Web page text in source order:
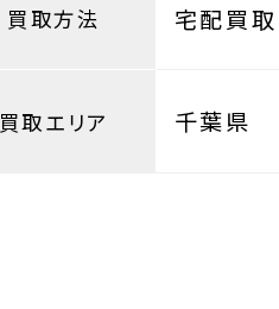
買取方法 宅配買取
買取エリア 千葉県